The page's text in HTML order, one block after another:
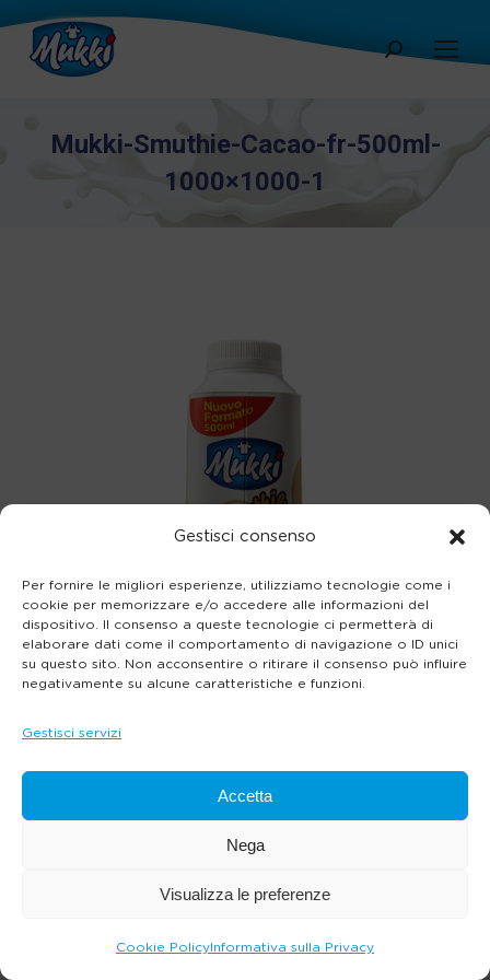
Gestisci consenso
Per fornire le migliori esperienze, utilizziamo tecnologie come i
cookie per memorizzare e/o accedere alle informazioni del
dispositivo. Il consenso a queste tecnologie ci permetterà di
elaborare dati come il comportamento di navigazione o ID unici
su questo sito. Non acconsentire o ritirare il consenso può influire
negativamente su alcune caratteristiche e funzioni.
Gestisci servizi
Accetta
Nega
Visualizza le preferenze
Cookie PolicyInformativa sulla Privacy
Cerca:
Mukki-Smuthie-Cacao-fr-500ml-
1000×1000-1